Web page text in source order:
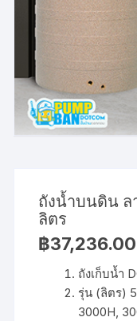
ถังน้ำบนดิน ล
ลิตร
฿37,236.00
ถังเก็บน้ำ
รุ่น (ลิตร)
3000H,